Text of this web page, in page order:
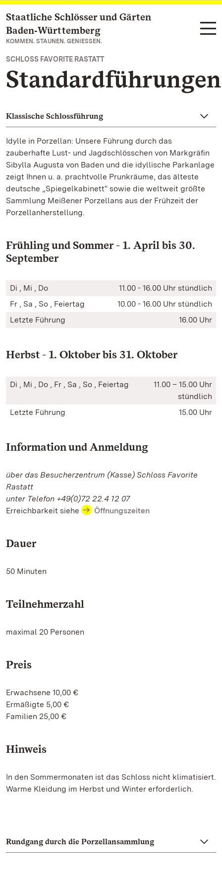
Zum Hauptinhalt springen
Staatliche Schlösser und Gärten
Baden‑Württemberg
KOMMEN. STAUNEN. GENIESSEN.
SCHLOSS FAVORITE RASTATT
Standardführungen
Klassische Schlossführung
Idylle in Porzellan: Unsere Führung durch das
zauberhafte Lust- und Jagdschlösschen von Markgräfin
Sibylla Augusta von Baden und die idyllische Parkanlage
zeigt Ihnen u. a. prachtvolle Prunkräume, das älteste
deutsche „Spiegelkabinett“ sowie die weltweit größte
Sammlung Meißener Porzellans aus der Frühzeit der
Porzellanherstellung.
Frühling und Sommer - 1. April bis 30.
September
Di , Mi , Do
11.00 - 16.00 Uhr stündlich
Fr , Sa , So , Feiertag
10.00 - 16.00 Uhr stündlich
Letzte Führung
16.00 Uhr
Herbst - 1. Oktober bis 31. Oktober
Di , Mi , Do , Fr , Sa , So , Feiertag
11.00 – 15.00 Uhr
stündlich
Letzte Führung
15.00 Uhr
Information und Anmeldung
über das Besucherzentrum (Kasse) Schloss Favorite
Rastatt
unter Telefon +49(0)72 22.4 12 07
Erreichbarkeit siehe
Öffnungszeiten
Dauer
50 Minuten
Teilnehmerzahl
maximal 20 Personen
Preis
Erwachsene 10,00 €
Ermäßigte 5,00 €
Familien 25,00 €
Hinweis
In den Sommermonaten ist das Schloss nicht klimatisiert.
Warme Kleidung im Herbst und Winter erforderlich.
Rundgang durch die Porzellansammlung